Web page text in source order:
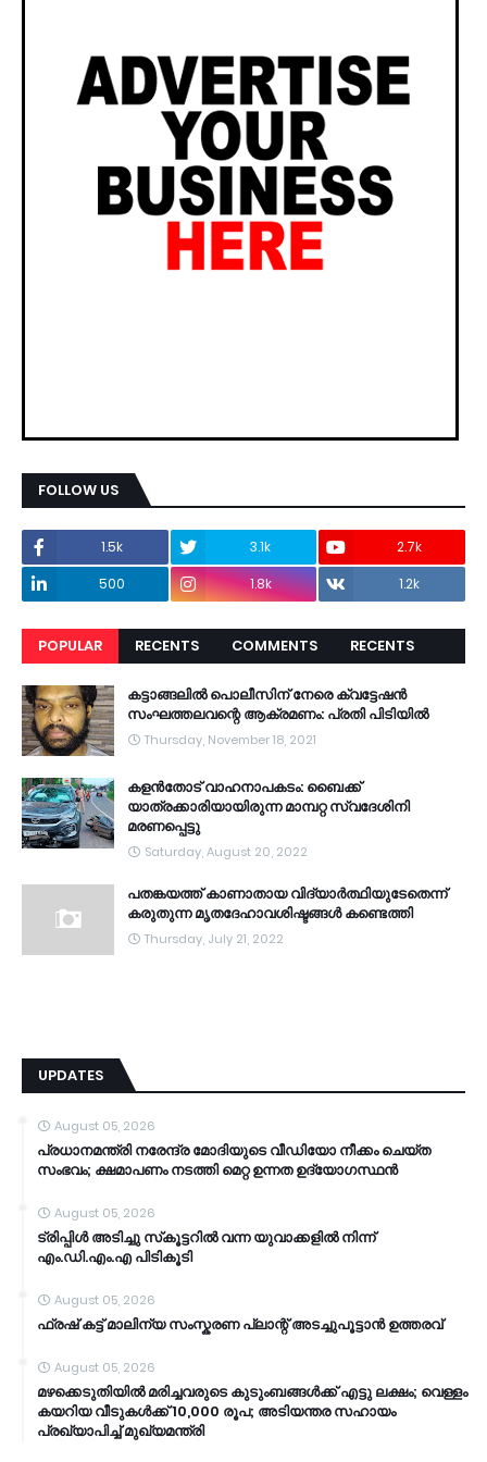
FOLLOW US
1.5k 3.1k
2.7k
500
1.8k 1.2k
POPULAR RECENTS COMMENTS RECENTS
കട്ടാങ്ങലിൽ പൊലീസിന് നേരെ ക്വട്ടേഷൻ
സംഘത്തലവന്റെ ആക്രമണം: പ്രതി പിടിയിൽ
Thursday, November 18, 2021
കളൻതോട് വാഹനാപകടം: ബൈക്ക്
യാത്രക്കാരിയായിരുന്ന മാമ്പറ്റ സ്വദേശിനി
മരണപ്പെട്ടു
Saturday, August 20, 2022
പതങ്കയത്ത് കാണാതായ വിദ്യാർത്ഥിയുടേതെന്ന്
കരുതുന്ന മൃതദേഹാവശിഷ്ടങ്ങൾ കണ്ടെത്തി
Thursday, July 21, 2022
UPDATES
August 05, 2026
പ്രധാനമന്ത്രി നരേന്ദ്ര മോദിയുടെ വീഡിയോ നീക്കം ചെയ്ത
സംഭവം; ക്ഷമാപണം നടത്തി മെറ്റ ഉന്നത ഉദ്യോഗസ്ഥന്‍
August 05, 2026
ട്രിപ്പിള്‍ അടിച്ചു സ്‌കൂട്ടറില്‍ വന്ന യുവാക്കളില്‍ നിന്ന്
എം.ഡി.എം.എ പിടികൂടി
August 05, 2026
ഫ്രഷ് കട്ട് മാലിന്യ സംസ്കരണ പ്ലാന്റ് അടച്ചുപൂട്ടാൻ ഉത്തരവ്
August 05, 2026
മഴക്കെടുതിയിൽ മരിച്ചവരുടെ കുടുംബങ്ങൾക്ക് എട്ടു ലക്ഷം; വെള്ളം
കയറിയ വീടുകൾക്ക് 10,000 രൂപ; അടിയന്തര സഹായം
പ്രഖ്യാപിച്ച് മുഖ്യമന്ത്രി